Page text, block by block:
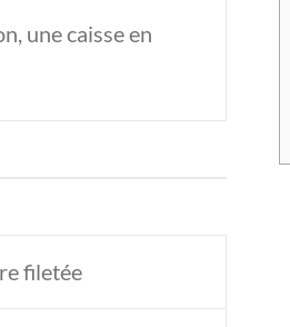
une caisse en
filetée